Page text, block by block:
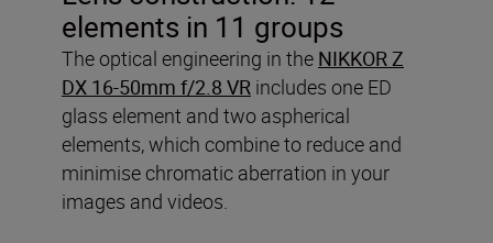
elements in 11 groups
The optical engineering in the NIKKOR Z
DX 16-50mm f/2.8 VR includes one ED
glass element and two aspherical
elements, which combine to reduce and
minimise chromatic aberration in your
images and videos.